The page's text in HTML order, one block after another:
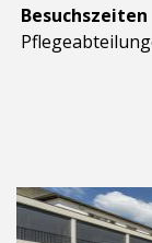
Besuchszeiten